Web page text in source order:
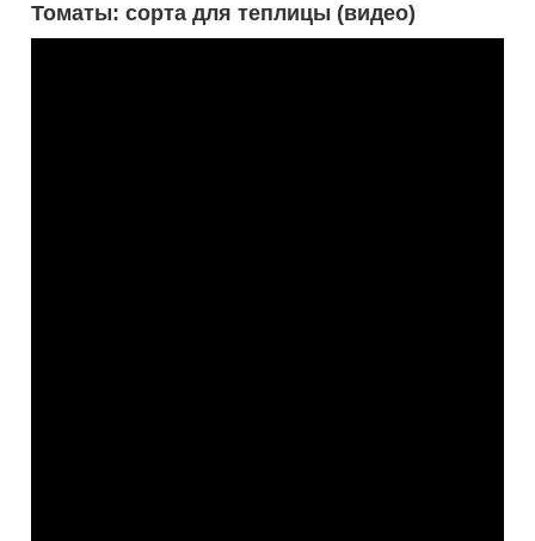
Томаты: сорта для теплицы (видео)